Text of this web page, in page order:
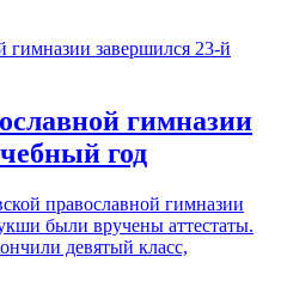
гимназии
год
православной гимназии
были вручены аттестаты.
девятый класс,